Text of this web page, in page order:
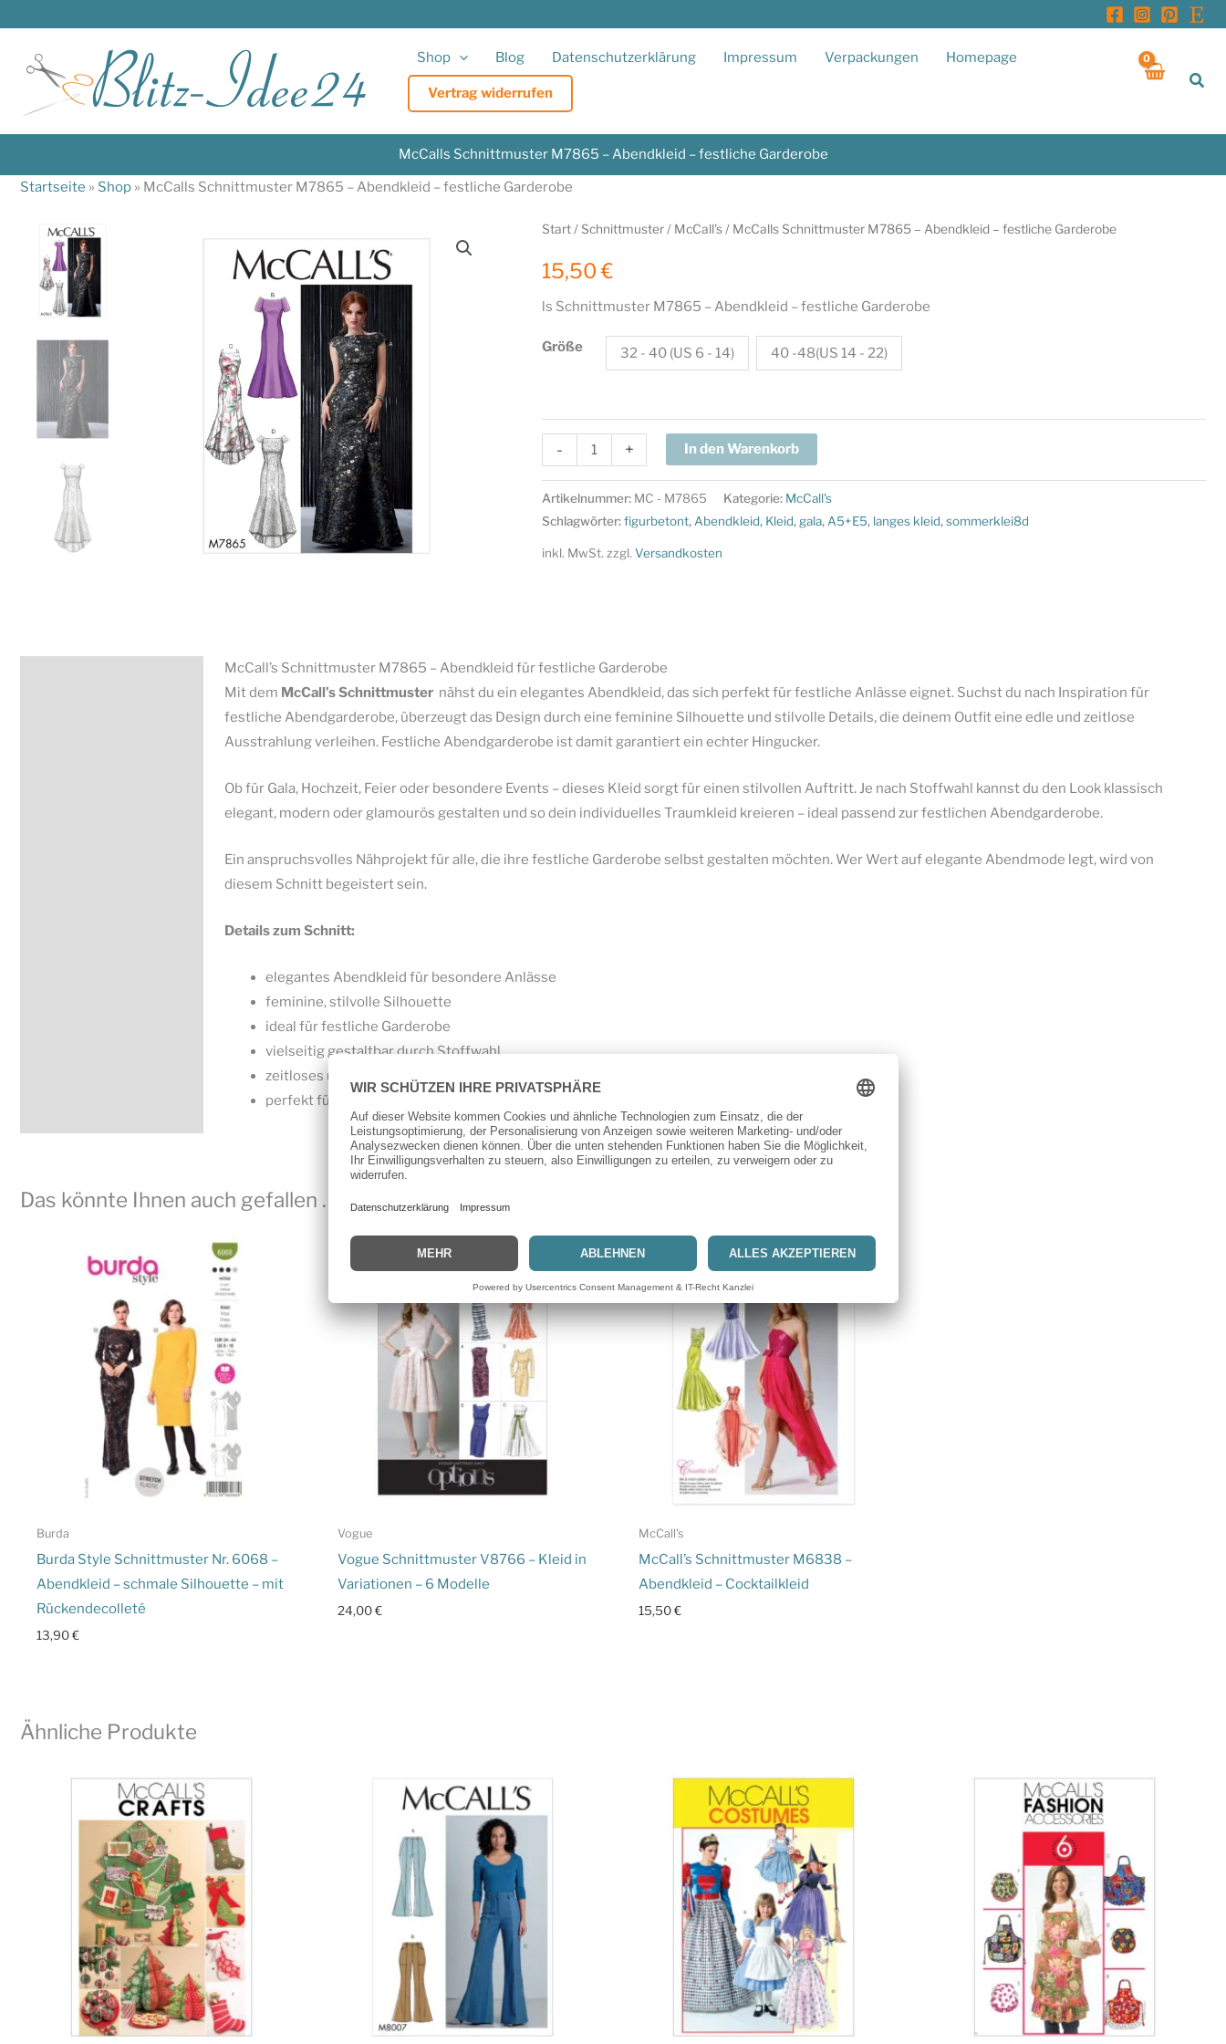
springen
Shop Blog Datenschutzerklärung Impressum Verpackungen Homepage
Vertrag widerrufen
McCalls Schnittmuster M7865 – Abendkleid – festliche Garderobe
Startseite » Shop » McCalls Schnittmuster M7865 – Abendkleid – festliche Garderobe
Start/ Schnittmuster/ McCall's/ McCalls Schnittmuster M7865 – Abendkleid – festliche Garderobe
15,50€
ls Schnittmuster M7865 – Abendkleid – festliche Garderobe
Größe 32 - 40 (US 6 - 14) 40 -48(US 14 - 22)
-
McCalls
Schnittmuster
M7865
-
+ In den Warenkorb
Artikelnummer: MC - M7865 Kategorie: McCall's
Schlagwörter:figurbetont, Abendkleid, Kleid, gala, A5+E5, langes kleid,sommerklei8d
inkl. MwSt. zzgl. Versandkosten
McCall’s Schnittmuster M7865 – Abendkleid für festliche Garderobe
Mit dem McCall’s Schnittmuster nähst du ein elegantes Abendkleid, das sich perfekt für festliche Anlässe eignet. Suchst du nach Inspiration für
festliche Abendgarderobe, überzeugt das Design durch eine feminine Silhouette und stilvolle Details, die deinem Outfit eine edle und zeitlose
Ausstrahlung verleihen. Festliche Abendgarderobe ist damit garantiert ein echter Hingucker.
Ob für Gala, Hochzeit, Feier oder besondere Events – dieses Kleid sorgt für einen stilvollen Auftritt. Je nach Stoffwahl kannst du den Look klassisch
elegant, modern oder glamourös gestalten und so dein individuelles Traumkleid kreieren – ideal passend zur festlichen Abendgarderobe.
Ein anspruchsvolles Nähprojekt für alle, die ihre festliche Garderobe selbst gestalten möchten. Wer Wert auf elegante Abendmode legt, wird von
diesem Schnitt begeistert sein.
Details zum Schnitt:
elegantes Abendkleid für besondere Anlässe
feminine, stilvolle Silhouette
ideal für festliche Garderobe
vielseitig gestaltbar durch Stoffwahl
zeitloses und elegantes Design
perfekt für anspruchsvolle Nähprojekte
Das könnte Ihnen auch gefallen …
Burda
Burda Style Schnittmuster Nr. 6068 –
Abendkleid – schmale Silhouette – mit
Rückendecolleté
13,90€
Vogue
Vogue Schnittmuster V8766 – Kleid in
Variationen – 6 Modelle
24,00€
McCall's
McCall’s Schnittmuster M6838 –
Abendkleid – Cocktailkleid
15,50€
Ähnliche Produkte